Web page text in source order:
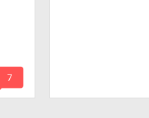
mode_comment
7